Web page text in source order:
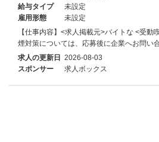
給与タイプ
未設定
雇用形態
未設定
【仕事内容】<求人掲載元>バイトな <受動
煙対策については、応募後に企業へお問い
求人の更新日 2026-08-03
スポンサー
求人ボックス